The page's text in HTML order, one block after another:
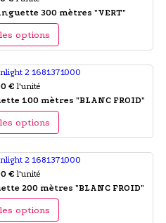
300 mètres "VERT"
options
€ l'unité
100 mètres "BLANC FROID"
options
€ l'unité
200 mètres "BLANC FROID"
options